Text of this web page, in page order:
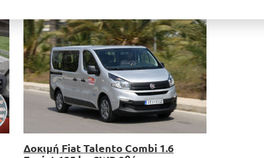
Δοκιμή Fiat Talento Combi 1.6